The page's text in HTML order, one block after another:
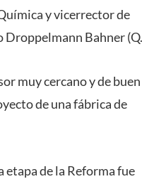
y vicerrector de
Bahner
muy cercano y de
de una fábrica de
etapa de la Reforma fue